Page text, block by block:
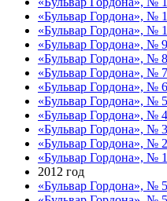
«Бульвар Гордона», №
«Бульвар Гордона», №
«Бульвар Гордона», №
«Бульвар Гордона», №
«Бульвар Гордона», №
«Бульвар Гордона», №
«Бульвар Гордона», №
«Бульвар Гордона», №
«Бульвар Гордона», №
«Бульвар Гордона», №
«Бульвар Гордона», №
2012 год
«Бульвар Гордона», №